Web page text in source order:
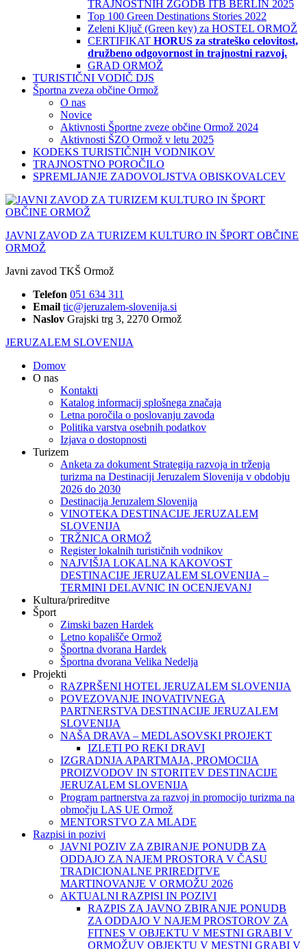
TRAJNOSTNIH ZGODB ITB BERLIN 2025
Top 100 Green Destinations Stories 2022
Zeleni Ključ (Green key) za HOSTEL ORMOŽ
CERTIFIKAT HORUS za strateško celovitost,
družbeno odgovornost in trajnostni razvoj.
GRAD ORMOŽ
TURISTIČNI VODIČ DJS
Športna zveza občine Ormož
O nas
Novice
Aktivnosti Športne zveze občine Ormož 2024
Aktivnosti ŠZO Ormož v letu 2025
KODEKS TURISTIČNIH VODNIKOV
TRAJNOSTNO POROČILO
SPREMLJANJE ZADOVOLJSTVA OBISKOVALCEV
JAVNI ZAVOD ZA TURIZEM KULTURO IN ŠPORT OBČINE
ORMOŽ
Javni zavod TKŠ Ormož
Telefon 051 634 311
Email tic@jeruzalem-slovenija.si
Naslov Grajski trg 3, 2270 Ormož
JERUZALEM SLOVENIJA
Domov
O nas
Kontakti
Katalog informacij splošnega značaja
Letna poročila o poslovanju zavoda
Politika varstva osebnih podatkov
Izjava o dostopnosti
Turizem
Anketa za dokument Strategija razvoja in trženja
turizma na Destinaciji Jeruzalem Slovenija v obdobju
2026 do 2030
Destinacija Jeruzalem Slovenija
VINOTEKA DESTINACIJE JERUZALEM
SLOVENIJA
TRŽNICA ORMOŽ
Register lokalnih turističnih vodnikov
NAJVIŠJA LOKALNA KAKOVOST
DESTINACIJE JERUZALEM SLOVENIJA –
TERMINI DELAVNIC IN OCENJEVANJ
Kultura/prireditve
Šport
Zimski bazen Hardek
Letno kopališče Ormož
Športna dvorana Hardek
Športna dvorana Velika Nedelja
Projekti
RAZPRŠENI HOTEL JERUZALEM SLOVENIJA
POVEZOVANJE INOVATIVNEGA
PARTNERSTVA DESTINACIJE JERUZALEM
SLOVENIJA
NAŠA DRAVA – MEDLASOVSKI PROJEKT
IZLETI PO REKI DRAVI
IZGRADNJA APARTMAJA, PROMOCIJA
PROIZVODOV IN STORITEV DESTINACIJE
JERUZALEM SLOVENIJA
Program partnerstva za razvoj in promocijo turizma na
območju LAS UE Ormož
MENTORSTVO ZA MLADE
Razpisi in pozivi
JAVNI POZIV ZA ZBIRANJE PONUDB ZA
ODDAJO ZA NAJEM PROSTORA V ČASU
TRADICIONALNE PRIREDITVE
MARTINOVANJE V ORMOŽU 2026
AKTUALNI RAZPISI IN POZIVI
RAZPIS ZA JAVNO ZBIRANJE PONUDB
ZA ODDAJO V NAJEM PROSTOROV ZA
FITNES V OBJEKTU V MESTNI GRABI V
ORMOŽUV OBJEKTU V MESTNI GRABI V